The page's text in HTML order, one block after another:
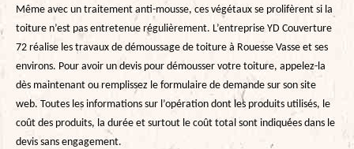
Même avec un traitement anti-mousse, ces végétaux se prolifèrent si la
toiture n’est pas entretenue régulièrement. L’entreprise YD Couverture
72 réalise les travaux de démoussage de toiture à Rouesse Vasse et ses
environs. Pour avoir un devis pour démousser votre toiture, appelez-la
dès maintenant ou remplissez le formulaire de demande sur son site
web. Toutes les informations sur l’opération dont les produits utilisés, le
coût des produits, la durée et surtout le coût total sont indiquées dans le
devis sans engagement.